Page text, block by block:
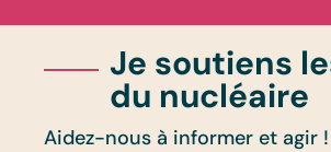
Je soutiens
du nucléaire
Aidez-nous à informer et agir